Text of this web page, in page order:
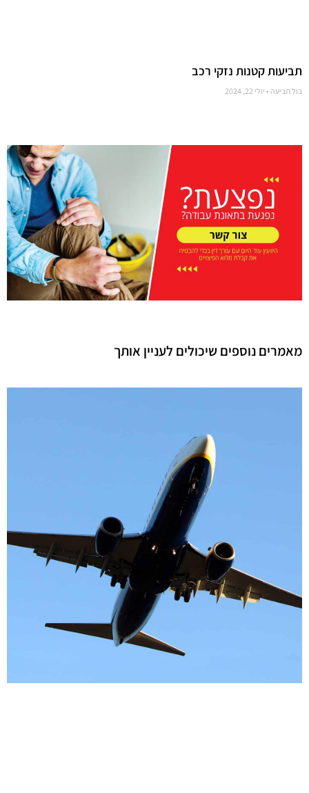
תביעות קטנות נזקי רכב
בול תביעה יולי 22, 2024
מאמרים נוספים שיכולים לעניין אותך